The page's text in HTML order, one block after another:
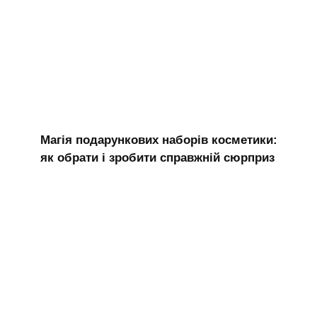
Магія подарункових наборів косметики:
як обрати і зробити справжній сюрприз